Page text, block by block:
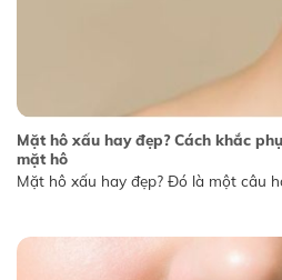
Mặt hô xấu hay đẹp? Cách khắc
mặt hô
Mặt hô xấu hay đẹp? Đó là một câu